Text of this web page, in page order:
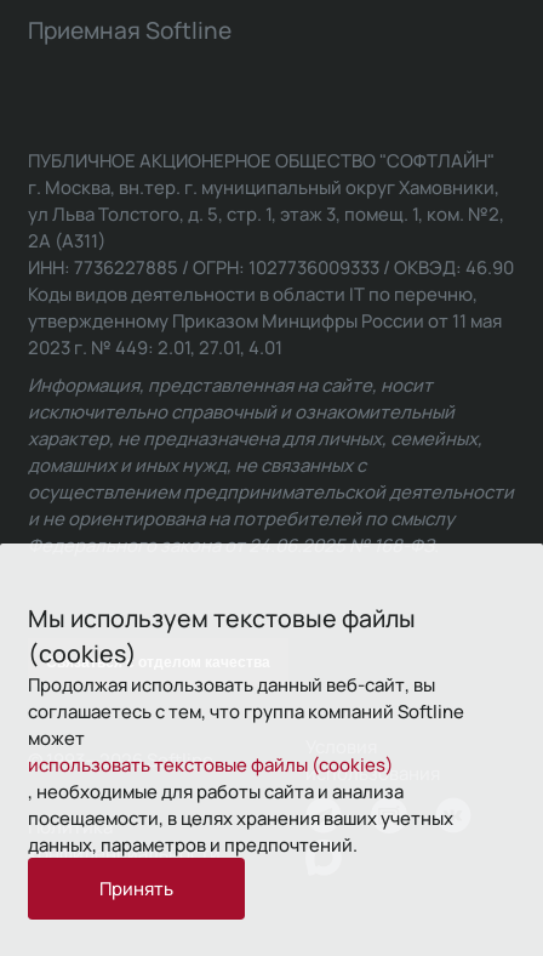
Мы используем текстовые файлы
(cookies)
Продолжая использовать данный веб-сайт, вы
соглашаетесь с тем, что группа компаний Softline
может
использовать текстовые файлы (cookies)
, необходимые для работы сайта и анализа
посещаемости, в целях хранения ваших учетных
данных, параметров и предпочтений.
Принять
Приемная Softline
Связаться с отделом качества
ПУБЛИЧНОЕ АКЦИОНЕРНОЕ ОБЩЕСТВО "СОФТЛАЙН"
г. Москва, вн.тер. г. муниципальный округ Хамовники,
ул Льва Толстого, д. 5, стр. 1, этаж 3, помещ. 1, ком. №2,
2А (А311)
ИНН: 7736227885 / ОГРН: 1027736009333 / ОКВЭД: 46.90
Коды видов деятельности в области IT по перечню,
утвержденному Приказом Минцифры России от 11 мая
2023 г. № 449: 2.01, 27.01, 4.01
Информация, представленная на сайте, носит
исключительно справочный и ознакомительный
характер, не предназначена для личных, семейных,
домашних и иных нужд, не связанных с
осуществлением предпринимательской деятельности
и не ориентирована на потребителей по смыслу
Федерального закона от 24.06.2025 № 168-ФЗ.
© 1993—2026 Softline
использования
Политика
конфиденциальности